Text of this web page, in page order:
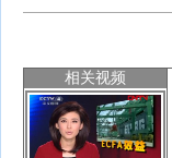
相关视频